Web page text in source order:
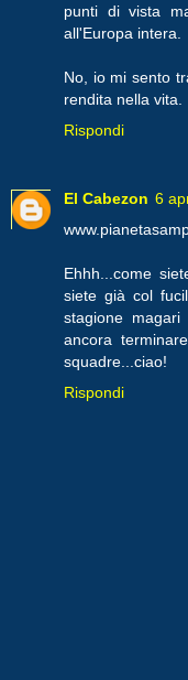
punti di vista
all'Europa intera.
No, io mi sento
rendita nella vita.
Rispondi
El Cabezon 6
Ehhh...come
siete già col
stagione
ancora
squadre...ciao!
Rispondi